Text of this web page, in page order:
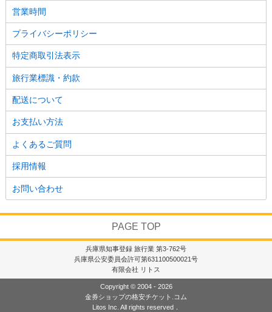
営業時間
プライバシーポリシー
特定商取引法表示
旅行業標識・約款
配送について
お支払い方法
よくあるご質問
採用情報
お問い合わせ
PAGE TOP
兵庫県知事登録 旅行業 第3-762号
兵庫県公安委員会許可第631100500021号
有限会社 リトス
Copyright © 2004 - 2026
金券ショップの格安チケット.コム
Litos Inc. All rights reserved．